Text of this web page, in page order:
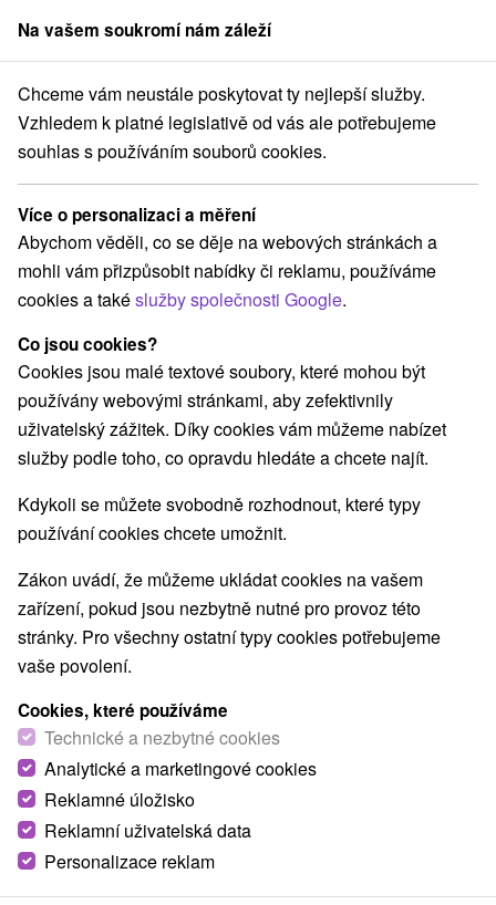
člen skupinySorger
Východné Slovensko Prešovský kraj Veľká Lomnica
Rekreační poukazy Veľká Lomnica
Kategorie
Všechny kategorie
Wellness pobyty(2)
Víkendové pobyty(2) Romantické pobyty
Vyberte lokalitu nebo termín
VŠECHNY NEJLEVNĚJŠÍ NEJDRAŽŠÍ PODLE
Sladký wellness útěk do Tater: Relax a domácí
koláče v Internationali
Hotel International★
Na vašem soukromí nám záleží
Chceme vám neustále poskytovat ty nejlepší služby.
Vzhledem k platné legislativě od vás ale potřebujeme
souhlas s používáním souborů cookies.
Více o personalizaci a měření
Abychom věděli, co se děje na webových stránkách a
mohli vám přizpůsobit nabídky či reklamu, používáme
cookies a takéslužby společnosti Google.
Co jsou cookies?
Cookies jsou malé textové soubory, které mohou být
používány webovými stránkami, aby zefektivnily
uživatelský zážitek. Díky cookies vám můžeme nabízet
služby podle toho, co opravdu hledáte a chcete najít.
Kdykoli se můžete svobodně rozhodnout, které typy
používání cookies chcete umožnit.
Zákon uvádí, že můžeme ukládat cookies na vašem
zařízení, pokud jsou nezbytně nutné pro provoz této
stránky. Pro všechny ostatní typy cookies potřebujeme
vaše povolení.
Cookies, které používáme
Technické a nezbytné cookies
Analytické a marketingové cookies
Reklamné úložisko
Reklamní uživatelská data
Personalizace reklam